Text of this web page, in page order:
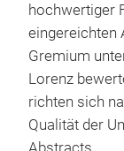
hochwertiger
eingereichten
Gremium
Lorenz
richten sich
Qualität der